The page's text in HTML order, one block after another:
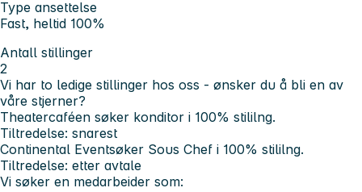
Type ansettelse
Fast, heltid 100%
Antall stillinger
2
Vi har to ledige stillinger hos oss - ønsker du å bli en av
våre stjerner?
Theatercaféen søker konditor i 100% stililng.
Tiltredelse: snarest
Continental Eventsøker Sous Chef i 100% stililng.
Tiltredelse: etter avtale
Vi søker en medarbeider som: